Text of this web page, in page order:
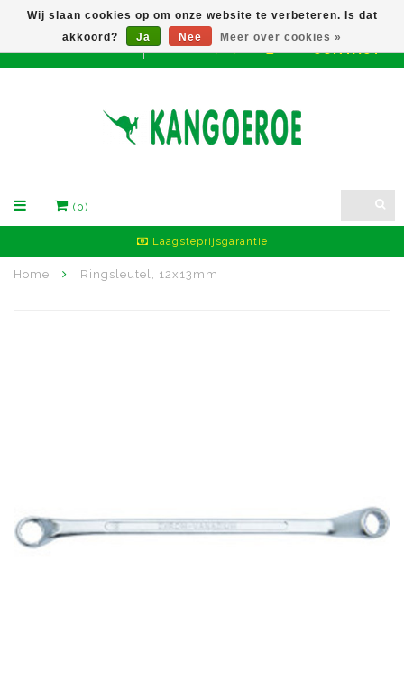
EUR CONTACT
(0)
Laagsteprijsgarantie
Home Ringsleutel, 12x13mm
Wij slaan cookies op om onze website te verbeteren. Is dat
akkoord?
Ja Nee Meer over cookies »